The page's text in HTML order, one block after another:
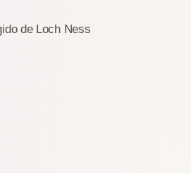
de Loch Ness